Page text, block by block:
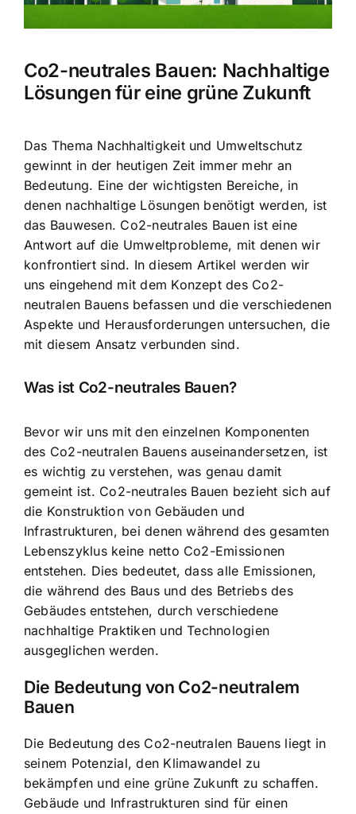
Co2-neutrales Bauen: Nachhaltige
Lösungen für eine grüne Zukunft
Das Thema Nachhaltigkeit und Umweltschutz
gewinnt in der heutigen Zeit immer mehr an
Bedeutung. Eine der wichtigsten Bereiche, in
denen nachhaltige Lösungen benötigt werden, ist
das Bauwesen. Co2-neutrales Bauen ist eine
Antwort auf die Umweltprobleme, mit denen wir
konfrontiert sind. In diesem Artikel werden wir
uns eingehend mit dem Konzept des Co2-
neutralen Bauens befassen und die verschiedenen
Aspekte und Herausforderungen untersuchen, die
mit diesem Ansatz verbunden sind.
Was ist Co2-neutrales Bauen?
Bevor wir uns mit den einzelnen Komponenten
des Co2-neutralen Bauens auseinandersetzen, ist
es wichtig zu verstehen, was genau damit
gemeint ist. Co2-neutrales Bauen bezieht sich auf
die Konstruktion von Gebäuden und
Infrastrukturen, bei denen während des gesamten
Lebenszyklus keine netto Co2-Emissionen
entstehen. Dies bedeutet, dass alle Emissionen,
die während des Baus und des Betriebs des
Gebäudes entstehen, durch verschiedene
nachhaltige Praktiken und Technologien
ausgeglichen werden.
Die Bedeutung von Co2-neutralem
Bauen
Die Bedeutung des Co2-neutralen Bauens liegt in
seinem Potenzial, den Klimawandel zu
bekämpfen und eine grüne Zukunft zu schaffen.
Gebäude und Infrastrukturen sind für einen